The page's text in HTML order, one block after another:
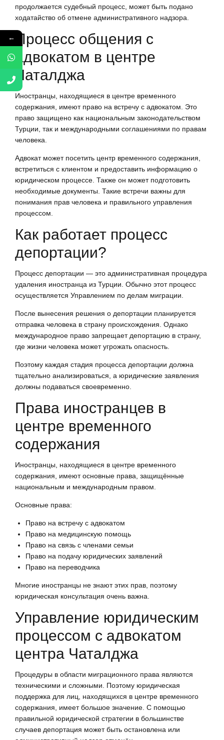
продолжается судебный процесс, может быть подано
ходатайство об отмене административного надзора.
Процесс общения с
адвокатом в центре
Чаталджа
Иностранцы, находящиеся в центре временного
содержания, имеют право на встречу с адвокатом. Это
право защищено как национальным законодательством
Турции, так и международными соглашениями по правам
человека.
Адвокат может посетить центр временного содержания,
встретиться с клиентом и предоставить информацию о
юридическом процессе. Также он может подготовить
необходимые документы. Такие встречи важны для
понимания прав человека и правильного управления
процессом.
Как работает процесс
депортации?
Процесс депортации — это административная процедура
удаления иностранца из Турции. Обычно этот процесс
осуществляется Управлением по делам миграции.
После вынесения решения о депортации планируется
отправка человека в страну происхождения. Однако
международное право запрещает депортацию в страну,
где жизни человека может угрожать опасность.
Поэтому каждая стадия процесса депортации должна
тщательно анализироваться, а юридические заявления
должны подаваться своевременно.
Права иностранцев в
центре временного
содержания
Иностранцы, находящиеся в центре временного
содержания, имеют основные права, защищённые
национальным и международным правом.
Основные права:
Право на встречу с адвокатом
Право на медицинскую помощь
Право на связь с членами семьи
Право на подачу юридических заявлений
Право на переводчика
Многие иностранцы не знают этих прав, поэтому
юридическая консультация очень важна.
Управление юридическим
процессом с адвокатом
центра Чаталджа
Процедуры в области миграционного права являются
техническими и сложными. Поэтому юридическая
поддержка для лиц, находящихся в центре временного
содержания, имеет большое значение. С помощью
правильной юридической стратегии в большинстве
случаев депортация может быть остановлена или
←